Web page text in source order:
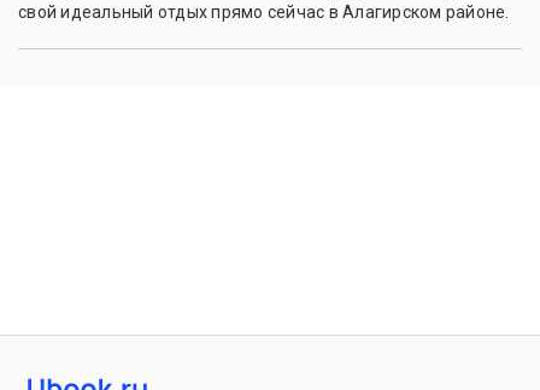
свой идеальный отдых прямо сейчас в Алагирском районе.